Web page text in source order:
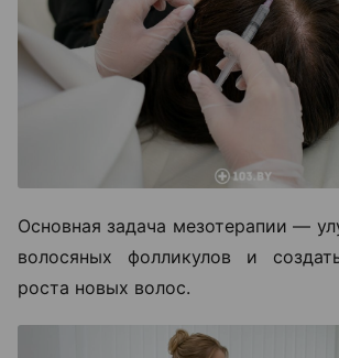
Основная задача мезотерапии —
волосяных фолликулов и
роста новых волос.